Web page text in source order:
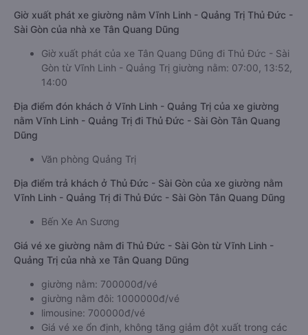
Giờ xuất phát xe giường nằm Vĩnh Linh - Quảng Trị Thủ Đức -
Sài Gòn của nhà xe Tân Quang Dũng
Giờ xuất phát của xe Tân Quang Dũng đi Thủ Đức - Sài
Gòn từ Vĩnh Linh - Quảng Trị giường nằm: 07:00, 13:52,
14:00
Địa điểm đón khách ở Vĩnh Linh - Quảng Trị của xe giường
nằm Vĩnh Linh - Quảng Trị đi Thủ Đức - Sài Gòn Tân Quang
Dũng
Văn phòng Quảng Trị
Địa điểm trả khách ở Thủ Đức - Sài Gòn của xe giường nằm
Vĩnh Linh - Quảng Trị đi Thủ Đức - Sài Gòn Tân Quang Dũng
Bến Xe An Sương
Giá vé xe giường nằm đi Thủ Đức - Sài Gòn từ Vĩnh Linh -
Quảng Trị của nhà xe Tân Quang Dũng
giường nằm: 700000đ/vé
giường nằm đôi: 1000000đ/vé
limousine: 700000đ/vé
Giá vé xe ổn định, không tăng giảm đột xuất trong các